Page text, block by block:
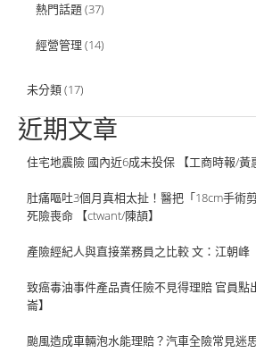
熱門話題(37)
經營管理 (14)
未分類(17)
近期文章
住宅地震險 國內近6成未投保 【工商時報/黃
肚痛嘔吐3個月真相太扯！醫把「18cm手
死險喪命 【ctwant/陳頡】
產險經紀人與直接業務員之比較 文：江朝峰
致癌毒油事件產品責任險不見得理賠 官員點
崙】
颱風造成車輛泡水能理賠？汽車全險常見迷